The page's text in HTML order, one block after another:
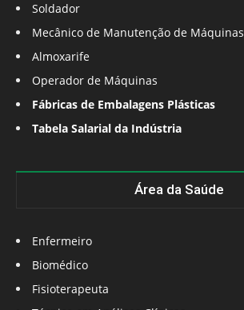
Soldador
Mecânico de Manutenção de Máquinas
Almoxarife
Operador de Máquinas
Fábricas de Embalagens Plásticas
Tabela Salarial da Indústria
Área da Saúde
Enfermeiro
Biomédico
Fisioterapeuta